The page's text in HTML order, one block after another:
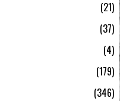
21
37
4
179
346